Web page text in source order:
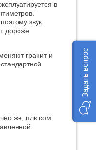
в
звук
дороже
гранит и
же, плюсом.
Задать вопрос